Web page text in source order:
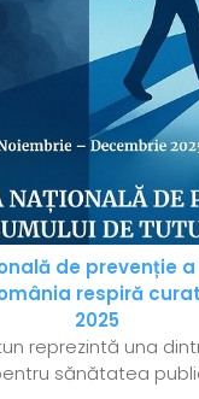
de prevenție
respiră
2025
reprezintă una
sănătatea